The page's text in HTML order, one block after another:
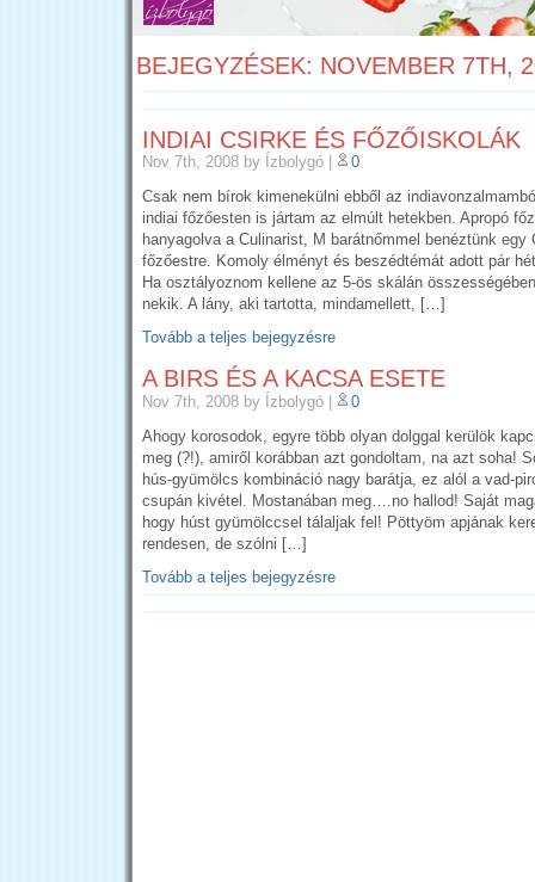
BEJEGYZÉSEK: NOVEMBER 7TH,
INDIAI CSIRKE ÉS FŐZŐISKOLÁK
Nov 7th, 2008 by Ízbolygó
0
Csak nem bírok kimenekülni ebből az
indiai főzőesten is jártam az elmúlt hetekben. Apropó
hanyagolva a Culinarist, M barátnőmmel benéztünk egy
főzőestre. Komoly élményt és beszédtémát adott pár
Ha osztályoznom kellene az 5-ös skálán
nekik. A lány, aki tartotta, mindamellett, […]
Tovább a teljes bejegyzésre
A BIRS ÉS A KACSA ESETE
Nov 7th, 2008 by Ízbolygó |
0
Ahogy korosodok, egyre több olyan dolggal kerülök
meg (?!), amiről korábban azt gondoltam, na azt soha!
hús-gyümölcs kombináció nagy barátja, ez alól a vad-
csupán kivétel. Mostanában meg….no hallod! Saját
hogy húst gyümölccsel tálaljak fel! Pöttyöm apjának
rendesen, de szólni […]
Tovább a teljes bejegyzésre